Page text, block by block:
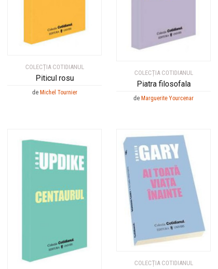
COLECȚIA COTIDIANUL
Piticul rosu
de Michel Tournier
COLECȚIA COTIDIANUL
Piatra filosofala
de Marguerite Yourcenar
COLECȚIA COTIDIANUL